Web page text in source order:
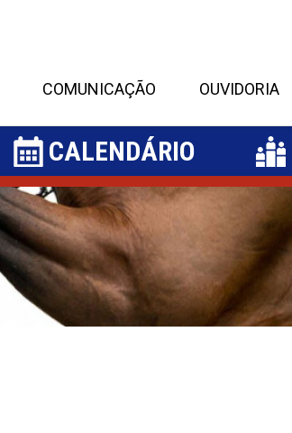
COMUNICAÇÃO OUVIDORIA
CALENDÁRIO